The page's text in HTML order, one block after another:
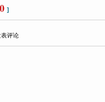
0 ]
评论